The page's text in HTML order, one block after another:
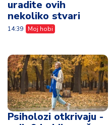
uradite ovih
nekoliko stvari
14:39 Moj hobi
Psiholozi otkrivaju -